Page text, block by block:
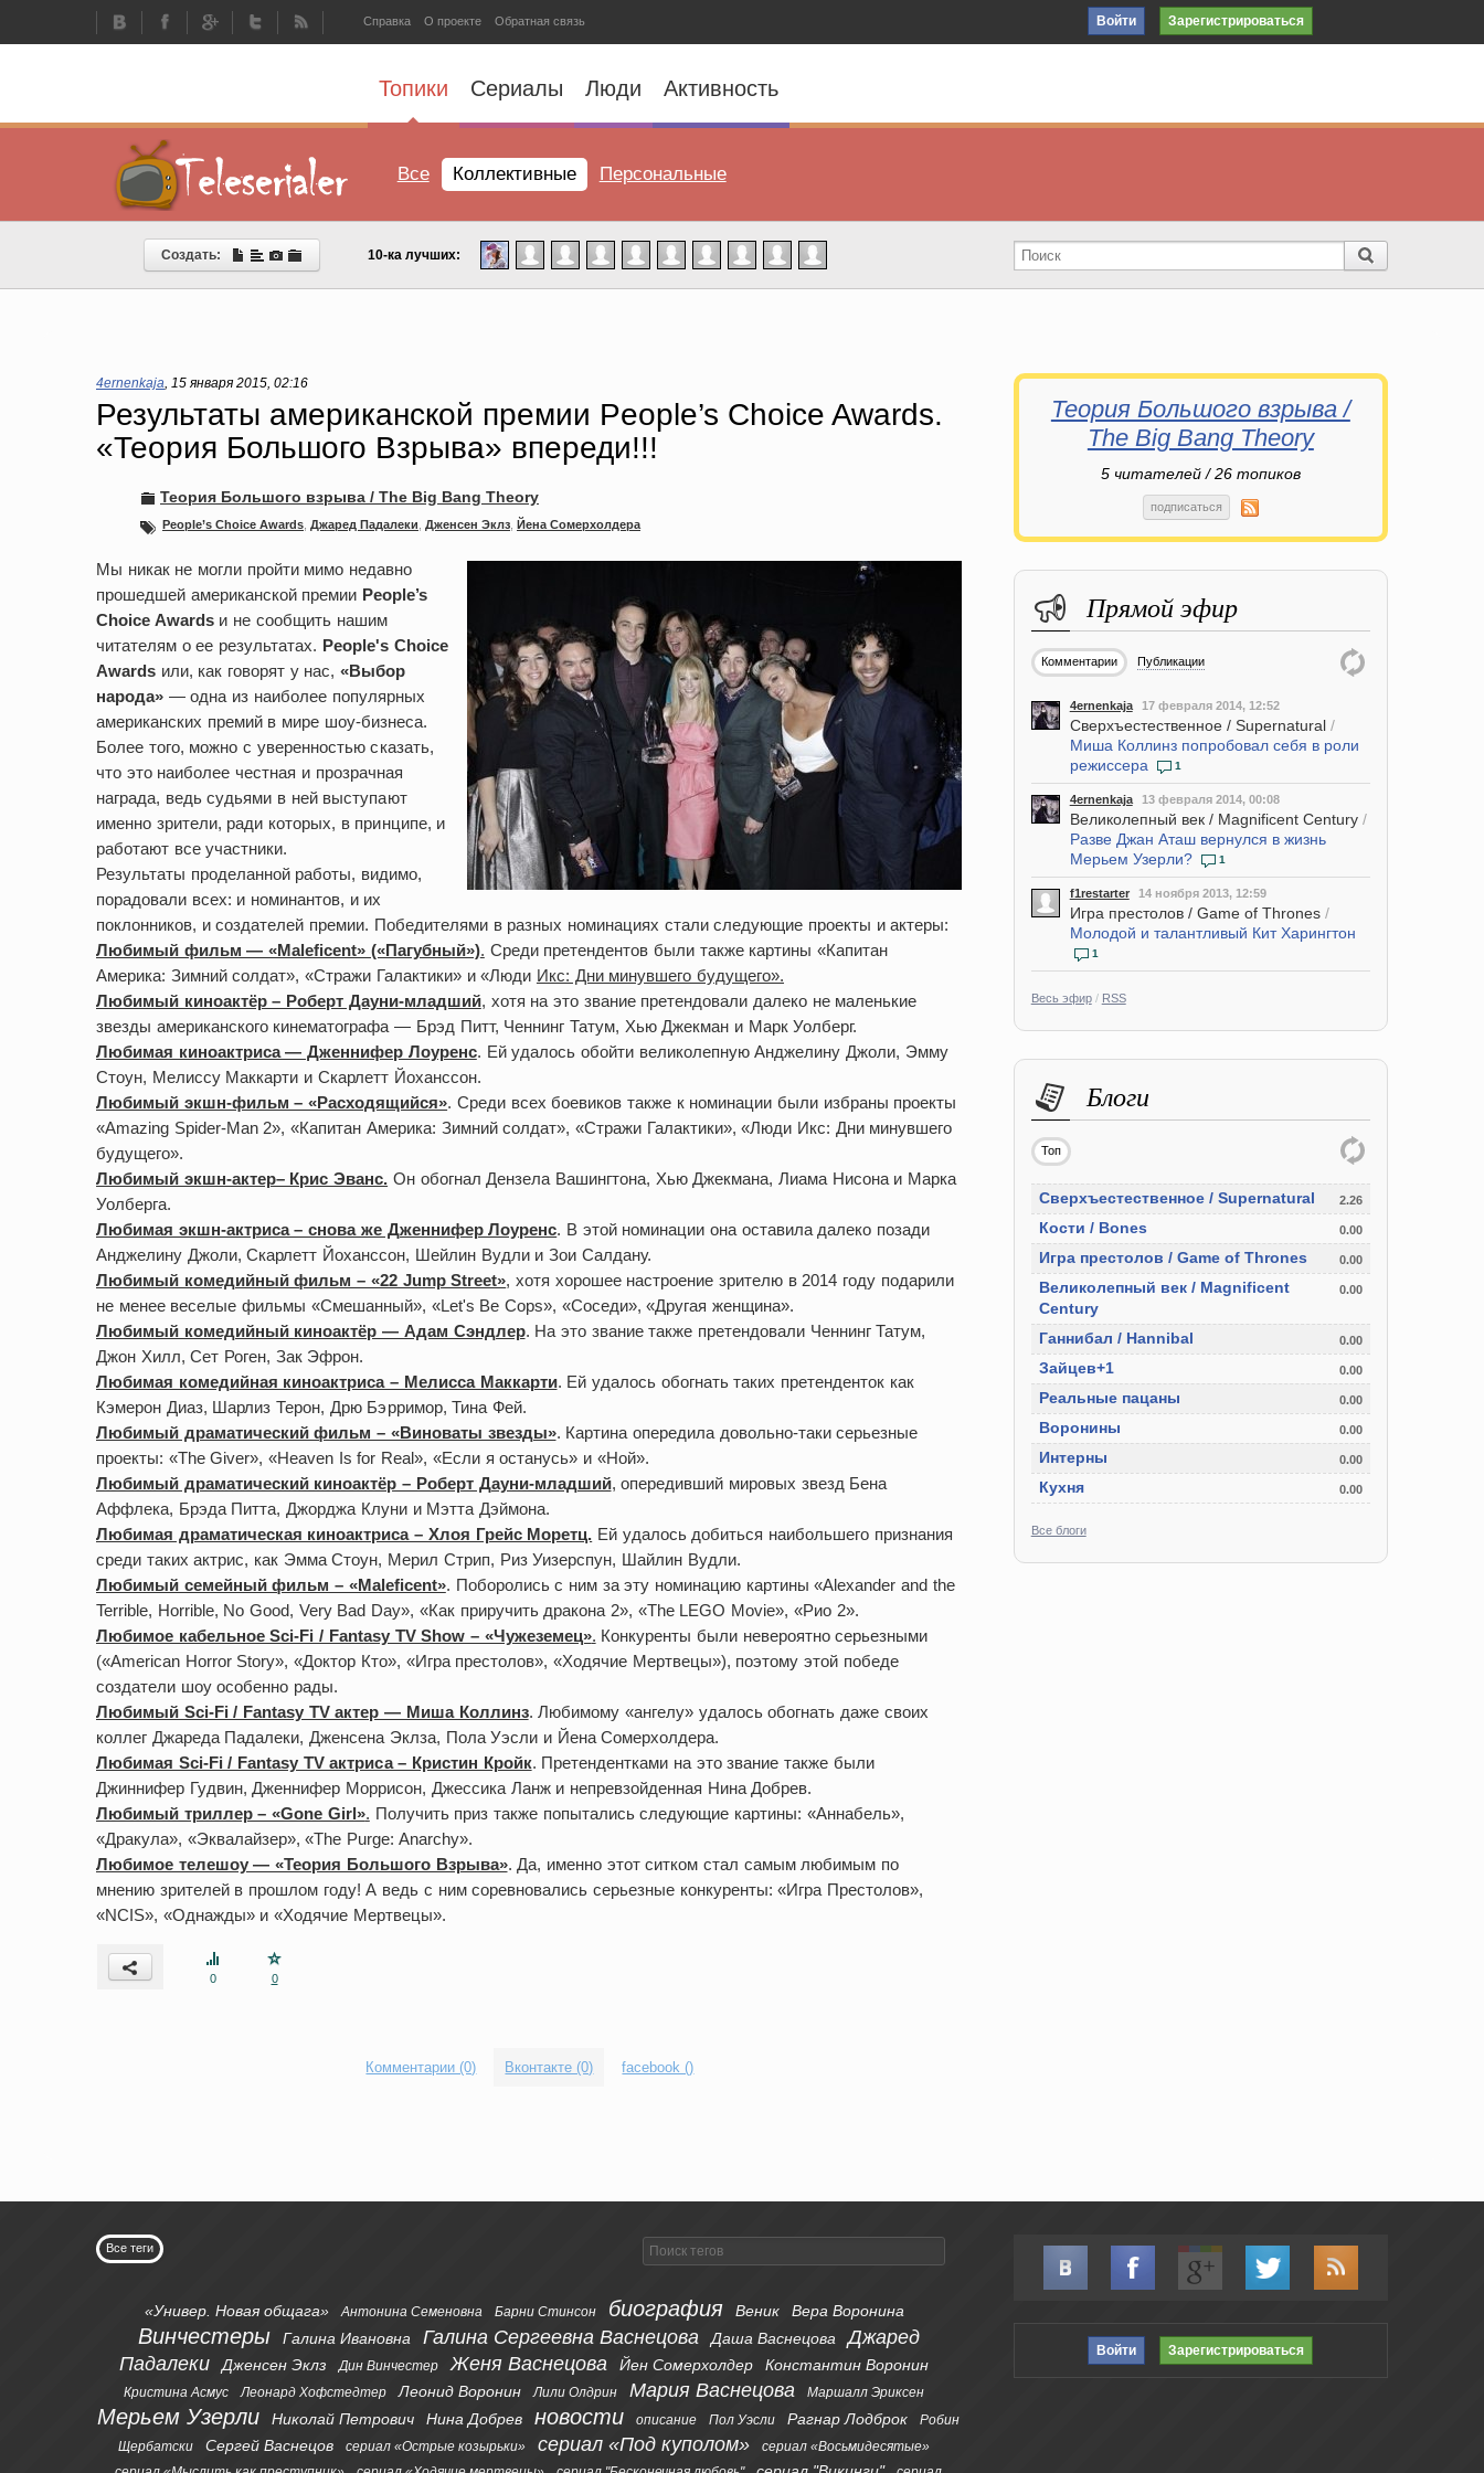
Справка О проекте Обратная связь Войти Зарегистрироваться
Топики Сериалы Люди Активность
Все Коллективные Персональные
Создать: 10-ка лучших:
Теория Большого взрыва /
The Big Bang Theory
5читателей / 26 топиков
подписаться
Прямой эфир
Комментарии Публикации
4ernenkaja 17 февраля 2014, 12:52
Сверхъестественное / Supernatural/
Миша Коллинз попробовал себя в роли
режиссера
1
4ernenkaja 13 февраля 2014, 00:08
Великолепный век / Magnificent Century/
Разве Джан Аташ вернулся в жизнь
Мерьем Узерли?
1
f1restarter 14 ноября 2013, 12:59
Игра престолов / Game of Thrones/
Молодой и талантливый Кит Харингтон
1
Весь эфир/ RSS
Блоги
Топ
Сверхъестественное / Supernatural 2.26
Кости / Bones 0.00
Игра престолов / Game of Thrones 0.00
Великолепный век / Magnificent
Century
0.00
Ганнибал / Hannibal 0.00
Зайцев+1 0.00
Реальные пацаны 0.00
Воронины 0.00
Интерны 0.00
Кухня 0.00
Все блоги
4ernenkaja, 15 января 2015, 02:16
Результаты американской премии People’s Choice Awards.
«Теория Большого Взрыва» впереди!!!
Теория Большого взрыва / The Big Bang Theory
People’s Choice Awards Джаред Падалеки Дженсен Эклз Йена Сомерхолдера
Мы никак не могли пройти мимо недавно
прошедшей американской премии People’s
Choice Awardsи не сообщить нашим
читателям о ее результатах. People's Choice
Awards или, как говорят у нас,«Выбор
народа» — одна из наиболее популярных
американских премий в мире шоу-бизнеса.
Более того, можно с уверенностью сказать,
что это наиболее честная и прозрачная
награда, ведь судьями в ней выступают
именно зрители, ради которых, в принципе, и
работают все участники.
Результаты проделанной работы, видимо,
порадовали всех: и номинантов, и их
поклонников, и создателей премии. Победителями в разных номинациях стали следующие проекты и актеры:
Любимый фильм — «Maleficent» («Пагубный»). Среди претендентов были также картины «Капитан
Америка: Зимний солдат», «Стражи Галактики» и «Люди Икс: Дни минувшего будущего».
Любимый киноактёр – Роберт Дауни-младший, хотя на это звание претендовали далеко не маленькие
звезды американского кинематографа — Брэд Питт, Ченнинг Татум, Хью Джекман и Марк Уолберг.
Любимая киноактриса — Дженнифер Лоуренс. Ей удалось обойти великолепную Анджелину Джоли, Эмму
Стоун, Мелиссу Маккарти и Скарлетт Йоханссон.
Любимый экшн-фильм – «Расходящийся». Среди всех боевиков также к номинации были избраны проекты
«Amazing Spider-Man 2», «Капитан Америка: Зимний солдат», «Стражи Галактики», «Люди Икс: Дни минувшего
будущего».
Любимый экшн-актер– Крис Эванс. Он обогнал Дензела Вашингтона, Хью Джекмана, Лиама Нисона и Марка
Уолберга.
Любимая экшн-актриса – снова же Дженнифер Лоуренс. В этой номинации она оставила далеко позади
Анджелину Джоли, Скарлетт Йоханссон, Шейлин Вудли и Зои Салдану.
Любимый комедийный фильм – «22 Jump Street», хотя хорошее настроение зрителю в 2014 году подарили
не менее веселые фильмы «Смешанный», «Let's Be Cops», «Соседи», «Другая женщина».
Любимый комедийный киноактёр — Адам Сэндлер. На это звание также претендовали Ченнинг Татум,
Джон Хилл, Сет Роген, Зак Эфрон.
Любимая комедийная киноактриса – Мелисса Маккарти. Ей удалось обогнать таких претенденток как
Кэмерон Диаз, Шарлиз Терон, Дрю Бэрримор, Тина Фей.
Любимый драматический фильм – «Виноваты звезды». Картина опередила довольно-таки серьезные
проекты: «The Giver», «Heaven Is for Real», «Если я останусь» и «Ной».
Любимый драматический киноактёр – Роберт Дауни-младший, опередивший мировых звезд Бена
Аффлека, Брэда Питта, Джорджа Клуни и Мэтта Дэймона.
Любимая драматическая киноактриса – Хлоя Грейс Моретц. Ей удалось добиться наибольшего признания
среди таких актрис, как Эмма Стоун, Мерил Стрип, Риз Уизерспун, Шайлин Вудли.
Любимый семейный фильм – «Maleficent». Поборолись с ним за эту номинацию картины «Alexander and the
Terrible, Horrible, No Good, Very Bad Day», «Как приручить дракона 2», «The LEGO Movie», «Рио 2».
Любимое кабельное Sci-Fi / Fantasy TV Show – «Чужеземец». Конкуренты были невероятно серьезными
(«American Horror Story», «Доктор Кто», «Игра престолов», «Ходячие Мертвецы»), поэтому этой победе
создатели шоу особенно рады.
Любимый Sci-Fi / Fantasy TV актер — Миша Коллинз. Любимому «ангелу» удалось обогнать даже своих
коллег Джареда Падалеки, Дженсена Эклза, Пола Уэсли и Йена Сомерхолдера.
Любимая Sci-Fi / Fantasy TV актриса – Кристин Кройк. Претендентками на это звание также были
Джиннифер Гудвин, Дженнифер Моррисон, Джессика Ланж и непревзойденная Нина Добрев.
Любимый триллер – «Gone Girl». Получить приз также попытались следующие картины: «Аннабель»,
«Дракула», «Эквалайзер», «The Purge: Anarchy».
Любимое телешоу — «Теория Большого Взрыва». Да, именно этот ситком стал самым любимым по
мнению зрителей в прошлом году! А ведь с ним соревновались серьезные конкуренты: «Игра Престолов»,
«NCIS», «Однажды» и «Ходячие Мертвецы».
0 0
Комментарии (0) Вконтакте (0) facebook ()
Войти Зарегистрироваться
Все теги
«Универ. Новая общага» Антонина Семеновна Барни Стинсон биография Веник Вера Воронина
Винчестеры Галина Ивановна Галина Сергеевна Васнецова Даша Васнецова
Джаред
Падалеки
Дженсен Эклз Дин Винчестер Женя Васнецова Йен Сомерхолдер Константин Воронин
Кристина Асмус Леонард Хофстедтер Леонид Воронин Лили Олдрин Мария Васнецова Маршалл Эриксен
Мерьем Узерли Николай Петрович Нина Добрев новости описание Пол Уэсли Рагнар Лодброк
Робин
Щербатски
Сергей Васнецов сериал «Острые козырьки» сериал «Под куполом»
сериал «Восьмидесятые»